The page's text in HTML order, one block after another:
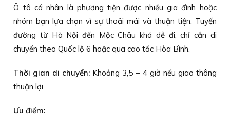
Ô tô cá nhân là phương tiện được nhiều gia đình hoặc
nhóm bạn lựa chọn vì sự thoải mái và thuận tiện. Tuyến
đường từ Hà Nội đến Mộc Châu khá dễ đi, chỉ cần di
chuyển theo Quốc lộ 6 hoặc qua cao tốc Hòa Bình.
Thời gian di chuyển: Khoảng 3,5 – 4 giờ nếu giao thông
thuận lợi.
Ưu điểm: